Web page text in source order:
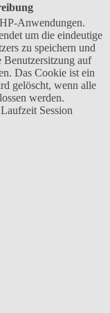
Anwendungen.
um die eindeutige
zu speichern und
auf
Das Cookie ist ein
gelöscht, wenn alle
werden.
Laufzeit Session